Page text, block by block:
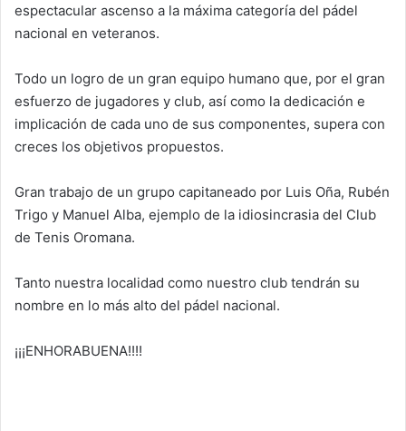
espectacular ascenso a la máxima categoría del pádel
nacional en veteranos.
Todo un logro de un gran equipo humano que, por el gran
esfuerzo de jugadores y club, así como la dedicación e
implicación de cada uno de sus componentes, supera con
creces los objetivos propuestos.
Gran trabajo de un grupo capitaneado por Luis Oña, Rubén
Trigo y Manuel Alba, ejemplo de la idiosincrasia del Club
de Tenis Oromana.
Tanto nuestra localidad como nuestro club tendrán su
nombre en lo más alto del pádel nacional.
¡¡¡ENHORABUENA!!!!